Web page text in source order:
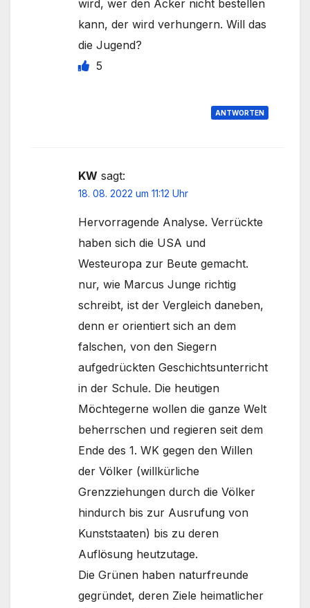
wird, wer den Acker nicht bestellen
kann, der wird verhungern. Will das
die Jugend?
5
ANTWORTEN
KW sagt:
18. 08. 2022 um 11:12 Uhr
Hervorragende Analyse. Verrückte
haben sich die USA und
Westeuropa zur Beute gemacht.
nur, wie Marcus Junge richtig
schreibt, ist der Vergleich daneben,
denn er orientiert sich an dem
falschen, von den Siegern
aufgedrückten Geschichtsunterricht
in der Schule. Die heutigen
Möchtegerne wollen die ganze Welt
beherrschen und regieren seit dem
Ende des 1. WK gegen den Willen
der Völker (willkürliche
Grenzziehungen durch die Völker
hindurch bis zur Ausrufung von
Kunststaaten) bis zu deren
Auflösung heutzutage.
Die Grünen haben naturfreunde
gegründet, deren Ziele heimatlicher